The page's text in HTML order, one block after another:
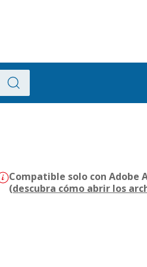
Compatible solo con
(descubra cómo abrir los